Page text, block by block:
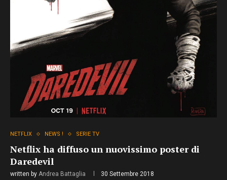
NETFLIX NEWS ! SERIE TV
Netflix ha diffuso un nuovissimo poster di
Daredevil
written by Andrea Battaglia 30 Settembre 2018